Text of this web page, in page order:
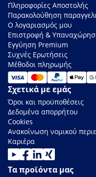
Πληροφορίες Αποστολής
Παρακολούθηση
Ο λογαριασμός μου
Επιστροφή &
Εγγύηση Premium
Συχνές Ερωτήσεις
Μέθοδοι πληρωμής
Σχετικά με εμάς
Όροι και προϋποθέσεις
Δεδομένα απορρήτου
Cookies
Ανακοίνωση νομικού
Καριέρα
Τα προϊόντα μας